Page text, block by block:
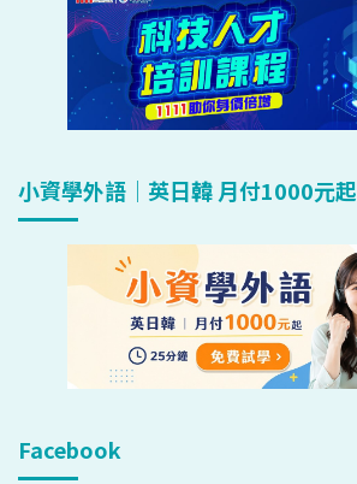
小資學外語｜英日韓 月付1000元起
Facebook